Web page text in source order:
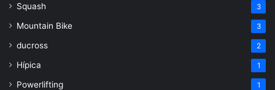
Squash 3
Mountain Bike 3
ducross 2
Hípica 1
Powerlifting 1